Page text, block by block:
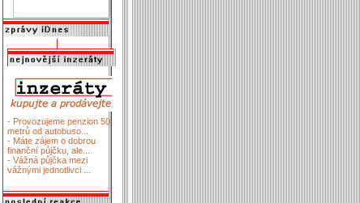
- Provozujeme penzion 50
metrů od autobuso...
- Máte zájem o dobrou
finanční půjčku, ale...
- Vážná půjčka mezi
vážnými jednotlivci ...